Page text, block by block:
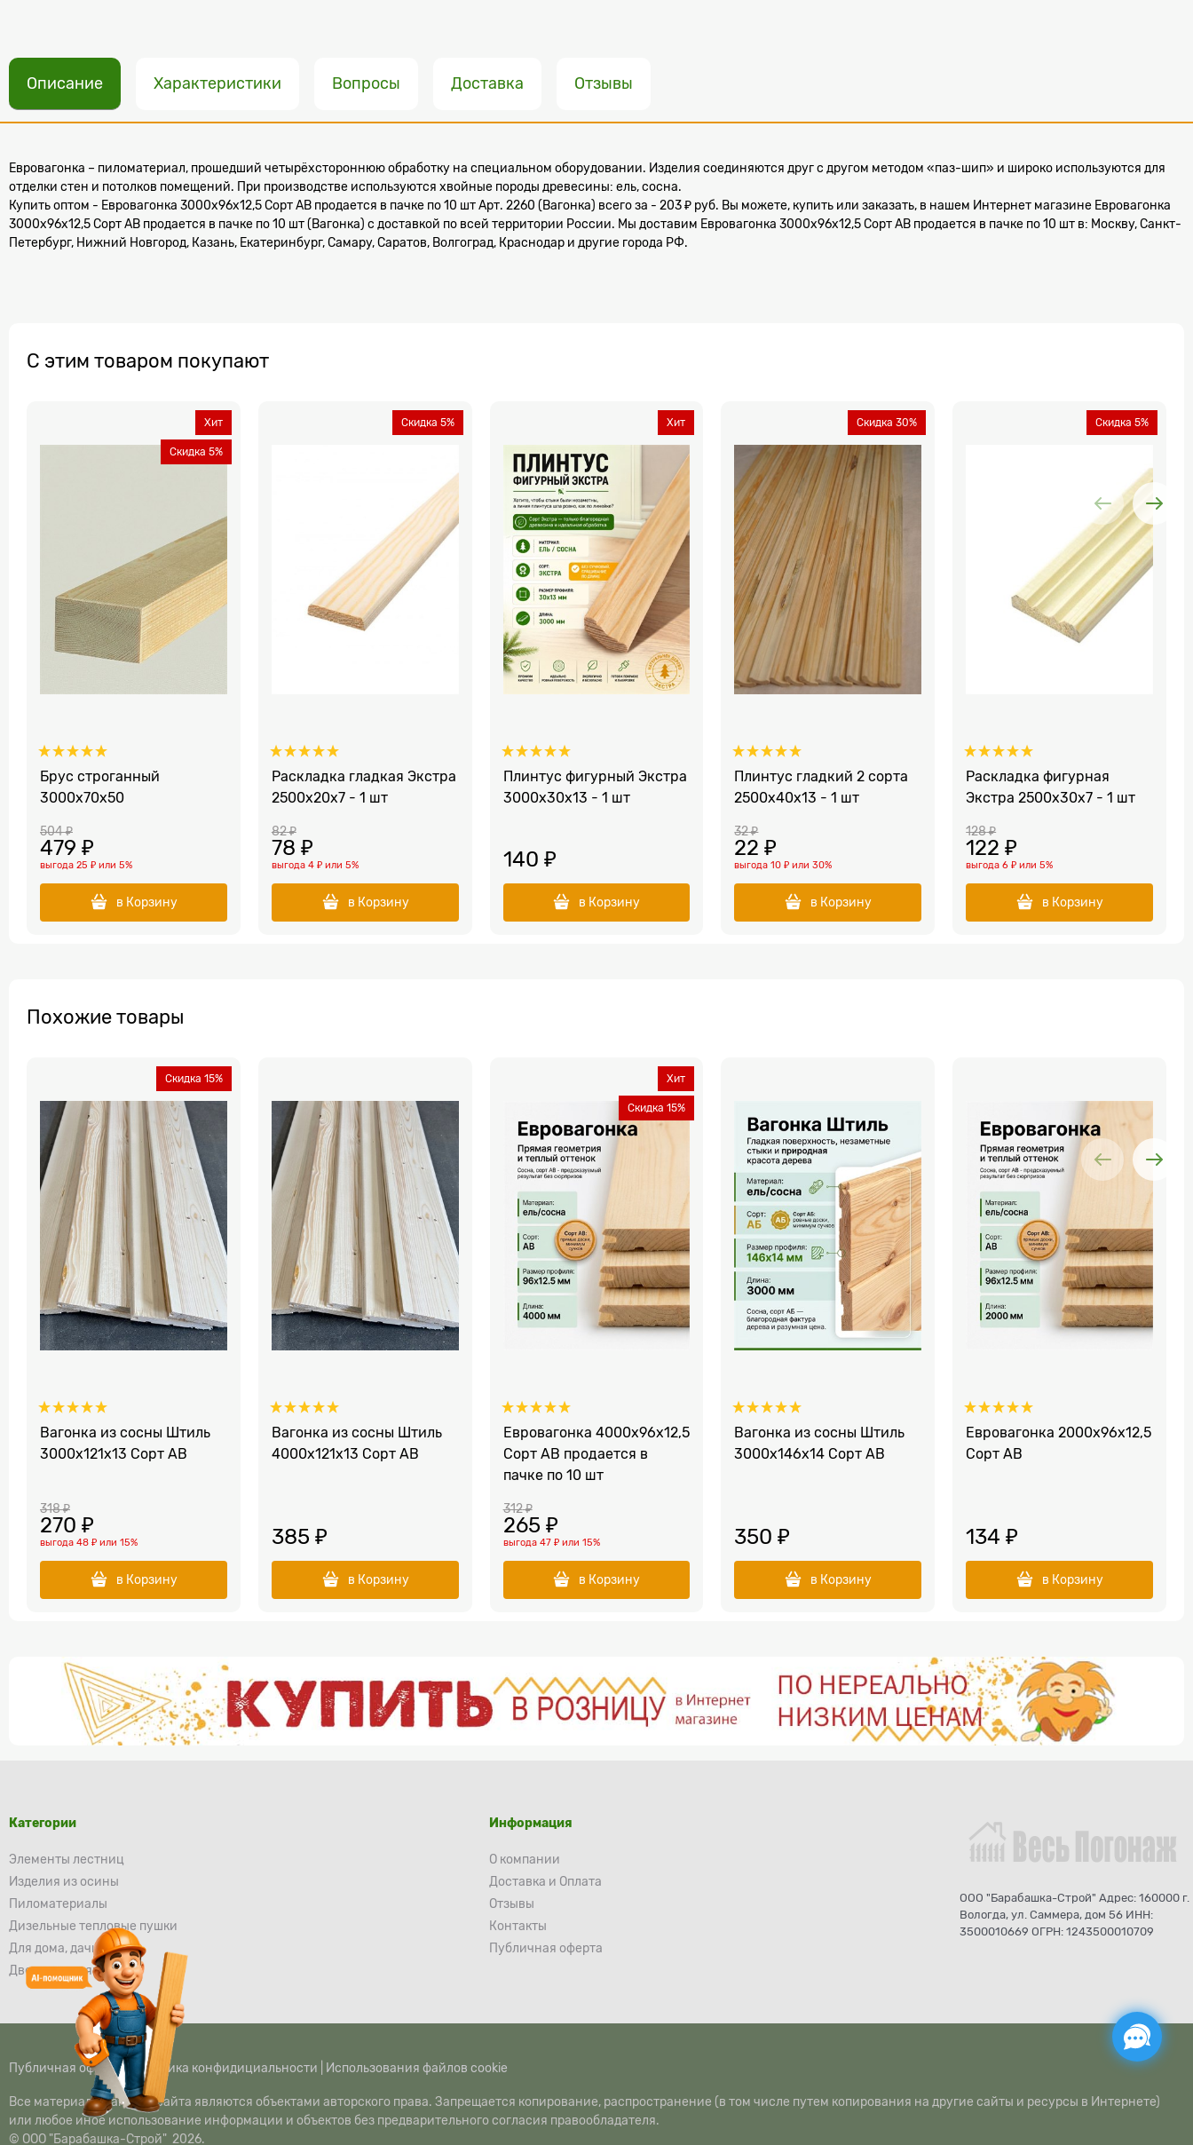
Описание Характеристики Вопросы Доставка Отзывы
Евровагонка – пиломатериал, прошедший четырёхстороннюю обработку на специальном оборудовании. Изделия соединяются друг с другом методом «паз-шип» и широко используются для
отделки стен и потолков помещений. При производстве используются хвойные породы древесины: ель, сосна.
Купить оптом - Евровагонка 3000х96х12,5 Сорт АВ продается в пачке по 10 шт Арт. 2260 (Вагонка) всего за - 203 ₽ руб. Вы можете, купить или заказать, в нашем Интернет магазине Евровагонка
3000х96х12,5 Сорт АВ продается в пачке по 10 шт (Вагонка) с доставкой по всей территории России. Мы доставим Евровагонка 3000х96х12,5 Сорт АВ продается в пачке по 10 шт в: Москву, Санкт-
Петербург, Нижний Новгород, Казань, Екатеринбург, Самару, Саратов, Волгоград, Краснодар и другие города РФ.
С этим товаром покупают
Брус строганный
3000x70х50
Хит
Скидка 5%
504 ₽
479 ₽
выгода 25 ₽ или 5%
в Корзину
Раскладка гладкая Экстра
2500x20x7 - 1 шт
Скидка 5%
82 ₽
78 ₽
выгода 4 ₽или 5%
в Корзину
Плинтус фигурный Экстра
3000x30x13 - 1 шт
Хит
140 ₽
в Корзину
Плинтус гладкий 2 сорта
2500х40х13 - 1 шт
Скидка 30%
32 ₽
22 ₽
выгода10 ₽ или30%
в Корзину
Раскладка фигурная
Экстра 2500x30x7 - 1 шт
Скидка 5%
128 ₽
122 ₽
выгода6 ₽ или5%
в Корзину
Похожие товары
Вагонка из сосны Штиль
3000х121х13 Сорт АВ
Скидка 15%
318 ₽
270 ₽
выгода 48 ₽ или 15%
в Корзину
Вагонка из сосны Штиль
4000х121х13 Сорт АВ
385 ₽
в Корзину
Евровагонка 4000х96х12,5
Сорт АВ продается в
пачке по 10 шт
Хит
Скидка 15%
312 ₽
265 ₽
выгода 47 ₽или 15%
в Корзину
Вагонка из сосны Штиль
3000х146х14 Сорт АВ
350 ₽
в Корзину
Евровагонка 2000х96х12,5
Сорт АВ
134 ₽
в Корзину
Категории
Элементы лестниц
Изделия из осины
Пиломатериалы
Дизельные тепловые пушки
Для дома, дачи и сада
Двери деревянные
Информация
О компании
Доставка и Оплата
Отзывы
Контакты
Публичная оферта
ООО "Барабашка-Строй" Адрес: 160000 г.
Вологда, ул. Саммера, дом 56 ИНН:
3500010669 ОГРН: 1243500010709
Публичная оферта| Политика конфидициальности Использования файлов cookie
Все материалы данного сайта являются объектами авторского права. Запрещается копирование, распространение (в том числе путем копирования на другие сайты и ресурсы в Интернете)
или любое иное использование информации и объектов без предварительного согласия правообладателя.
© ООО "Барабашка-Строй" 2026.